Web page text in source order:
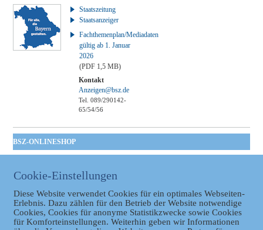
Staatszeitung
Staatsanzeiger
Fachthemenplan/Mediadaten
gültig ab 1. Januar
2026
(PDF 1,5 MB)
Kontakt
Anzeigen@bsz.de
Tel. 089/290142-
65/54/56
BSZ-ONLINESHOP
Taschenbuch
GVBl | Einbanddecke
Cookie-Einstellungen
Diese Website verwendet Cookies für ein optimales Webseiten-
Erlebnis. Dazu zählen für den Betrieb der Website notwendige
Cookies, Cookies für anonyme Statistikzwecke sowie Cookies
für Komforteinstellungen. Weiterhin geben wir Informationen